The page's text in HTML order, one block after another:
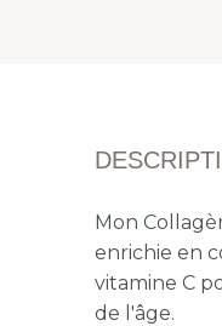
Mon
enrichie en
vitamine C
de l'âge.